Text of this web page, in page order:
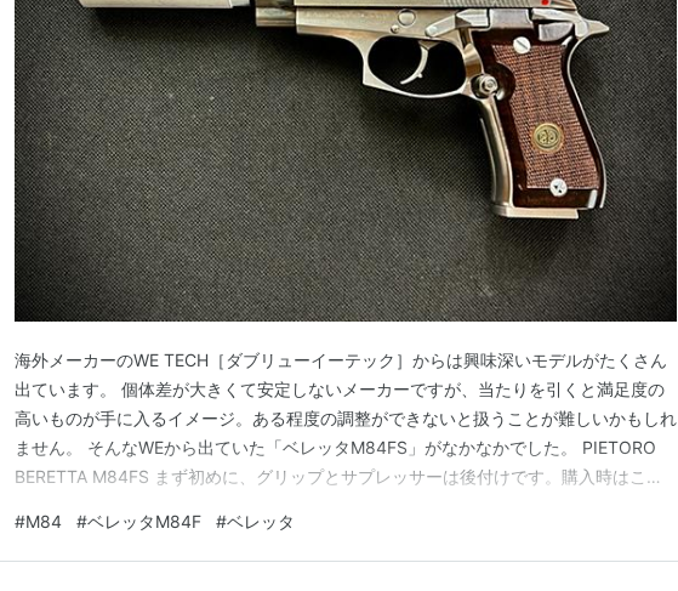
海外メーカーのWE TECH［ダブリューイーテック］からは興味深いモデルがたくさん
出ています。 個体差が大きくて安定しないメーカーですが、当たりを引くと満足度の
高いものが手に入るイメージ。ある程度の調整ができないと扱うことが難しいかもしれ
ません。 そんなWEから出ていた「ベレッタM84FS」がなかなかでした。 PIETORO
BERETTA M84FS まず初めに、グリップとサプレッサーは後付けです。購入時はこの
通常は保管時にスライドとフレームを分離しておかないといけないモデルです。 silver
model WEの…
#M84 #ベレッタM84F #ベレッタ